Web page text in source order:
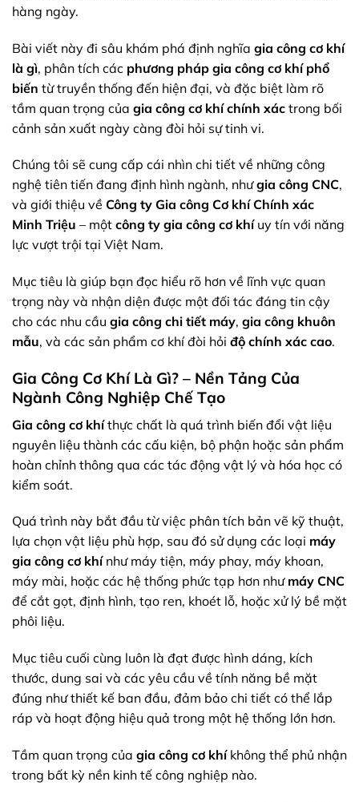
hàng ngày.
Bài viết này đi sâu khám phá định nghĩa gia công cơ khí
là gì, phân tích các phương pháp gia công cơ khí phổ
biến từ truyền thống đến hiện đại, và đặc biệt làm rõ
tầm quan trọng của gia công cơ khí chính xác trong bối
cảnh sản xuất ngày càng đòi hỏi sự tinh vi.
Chúng tôi sẽ cung cấp cái nhìn chi tiết về những công
nghệ tiên tiến đang định hình ngành, nhưgia công CNC,
và giới thiệu về Công ty Gia công Cơ khí Chính xác
Minh Triệu – một công ty gia công cơ khíuy tín với năng
lực vượt trội tại Việt Nam.
Mục tiêu là giúp bạn đọc hiểu rõ hơn về lĩnh vực quan
trọng này và nhận diện được một đối tác đáng tin cậy
cho các nhu cầu gia công chi tiết máy, gia công khuôn
mẫu, và các sản phẩm cơ khí đòi hỏi độ chính xác cao.
Gia Công Cơ Khí Là Gì? – Nền Tảng Của
Ngành Công Nghiệp Chế Tạo
Gia công cơ khíthực chất là quá trình biến đổi vật liệu
nguyên liệu thành các cấu kiện, bộ phận hoặc sản phẩm
hoàn chỉnh thông qua các tác động vật lý và hóa học có
kiểm soát.
Quá trình này bắt đầu từ việc phân tích bản vẽ kỹ thuật,
lựa chọn vật liệu phù hợp, sau đó sử dụng các loại máy
gia công cơ khínhư máy tiện, máy phay, máy khoan,
máy mài, hoặc các hệ thống phức tạp hơn như máy CNC
để cắt gọt, định hình, tạo ren, khoét lỗ, hoặc xử lý bề mặt
phôi liệu.
Mục tiêu cuối cùng luôn là đạt được hình dáng, kích
thước, dung sai và các yêu cầu về tính năng bề mặt
đúng như thiết kế ban đầu, đảm bảo chi tiết có thể lắp
ráp và hoạt động hiệu quả trong một hệ thống lớn hơn.
Tầm quan trọng của gia công cơ khíkhông thể phủ nhận
trong bất kỳ nền kinh tế công nghiệp nào.